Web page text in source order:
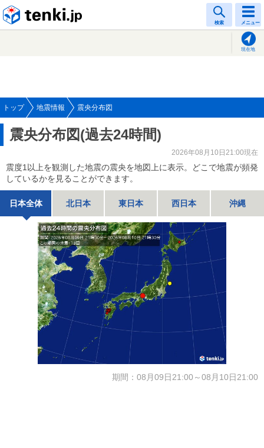
検索 メニュー
現在地
トップ 地震情報 震央分布図
震央分布図(過去24時間)
2026年08月10日21:00現在
震度1以上を観測した地震の震央を地図上に表示。どこで地震が頻発
しているかを見ることができます。
日本全体 北日本 東日本 西日本 沖縄
期間：08月09日21:00～08月10日21:00